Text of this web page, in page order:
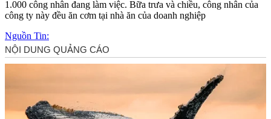
1.000 công nhân đang làm việc. Bữa trưa và chiều, công nhân của
công ty này đều ăn cơm tại nhà ăn của doanh nghiệp
Nguồn Tin: